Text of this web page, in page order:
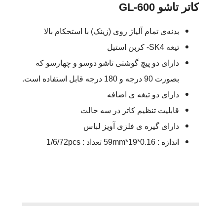
کاتر تاشو GL-600
بدنه‌ی تمام آلیاژ روی (زینک) با استحکام بالا
تیغه SK4- کربن استیل
دارای دو پیچ گوشتی تاشو دوسو و چهارسو که
بصورت 90 درجه و 180 درجه قابل استفاده است.
دارای دو تیغه ی اضافه
قابلیت تنظیم کاتر در سه حالت
دارای گیره ی فلزی آویز لباس
اندازه : 59mm*19*0.16 تعداد : 1/6/72pcs